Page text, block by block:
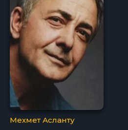
Мехмет Асланту